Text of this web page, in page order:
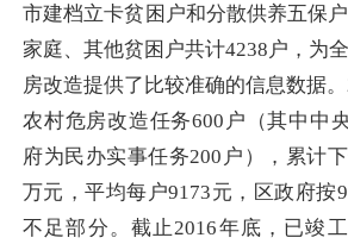
市建档立卡贫困户和分散供养五保
家庭、其他贫困户共计4238户，为
房改造提供了比较准确的信息数据。
农村危房改造任务600 户（其中中
府为民办实事任务200 户），累计
万元，平均每户9173元，区政府按
不足部分。截止2016年底，已竣工